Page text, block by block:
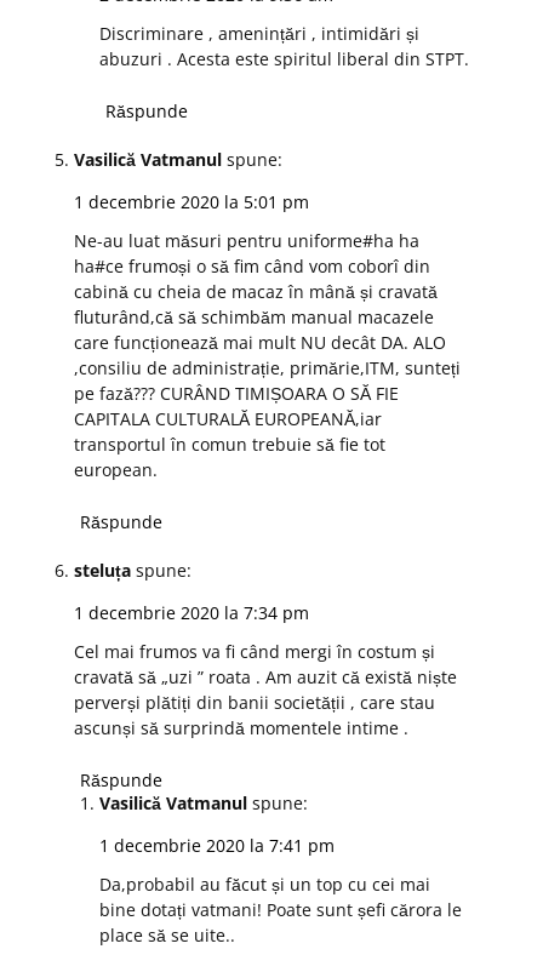
Discriminare , amenințări , intimidări și
abuzuri . Acesta este spiritul liberal din STPT.
Răspunde
Vasilică Vatmanul spune:
1 decembrie 2020 la 5:01 pm
Ne-au luat măsuri pentru uniforme#ha ha
ha#ce frumoși o să fim când vom coborî din
cabină cu cheia de macaz în mână și cravată
fluturând,că să schimbăm manual macazele
care funcționează mai mult NU decât DA. ALO
,consiliu de administrație, primărie,ITM, sunteți
pe fază??? CURÂND TIMIȘOARA O SĂ FIE
CAPITALA CULTURALĂ EUROPEANĂ,iar
transportul în comun trebuie să fie tot
european.
Răspunde
steluța spune:
1 decembrie 2020 la 7:34 pm
Cel mai frumos va fi când mergi în costum și
cravată să „uzi ” roata . Am auzit că există niște
perverși plătiți din banii societății , care stau
ascunși să surprindă momentele intime .
Răspunde
Vasilică Vatmanul spune:
1 decembrie 2020 la 7:41 pm
Da,probabil au făcut și un top cu cei mai
bine dotați vatmani! Poate sunt șefi cărora le
place să se uite..